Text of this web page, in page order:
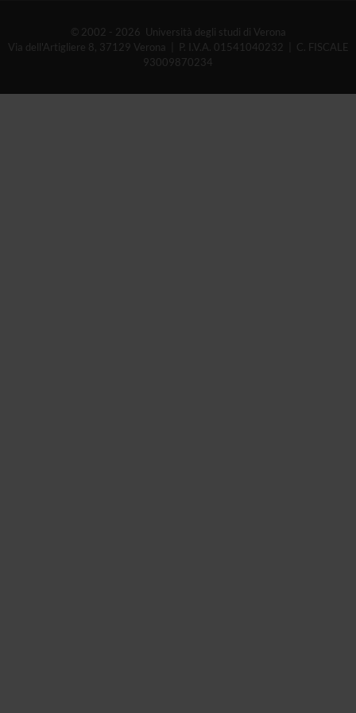
© 2002 - 2026 Università degli studi di Verona
Via dell'Artigliere 8, 37129 Verona | P. I.V.A. 01541040232 | C. FISCALE
93009870234